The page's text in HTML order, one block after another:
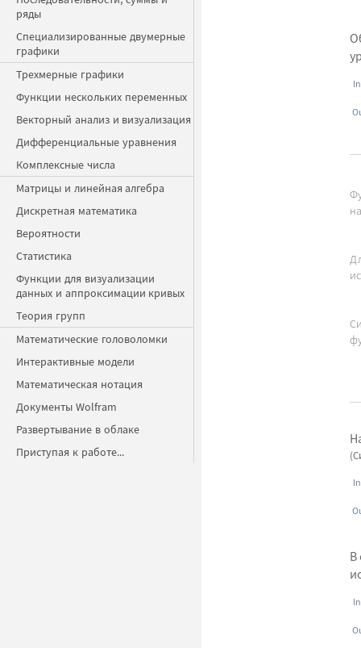
ряды
Специализированные двумерные
графики
Трехмерные графики
Функции нескольких переменных
Векторный анализ и визуализация
Дифференциальные уравнения
Комплексные числа
Матрицы и линейная алгебра
Дискретная математика
Вероятности
Статистика
Функции для визуализации
данных и аппроксимации кривых
Теория групп
Математические головоломки
Интерактивные модели
Математическая нотация
Документы Wolfram
Развертывание в облаке
Приступая к работе...
В